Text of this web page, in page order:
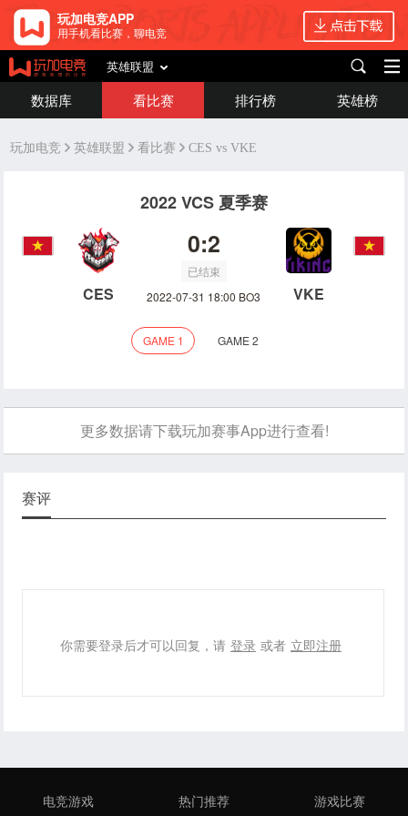
玩加电竞APP
用手机看比赛，聊电竞
英雄联盟
数据库 看比赛 排行榜 英雄榜
玩加电竞 英雄联盟 看比赛 CES vs VKE
2022 VCS 夏季赛
CES
0:2
已结束
2022-07-31 18:00 BO3
VKE
GAME 1 GAME 2
更多数据请下载玩加赛事App进行查看!
赛评
你需要登录后才可以回复，请 登录 或者 立即注册
电竞游戏 热门推荐 游戏比赛